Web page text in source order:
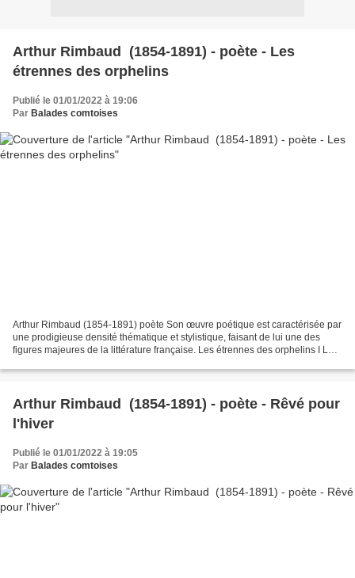
Arthur Rimbaud (1854-1891) - poète - Les
étrennes des orphelins
Publié le 01/01/2022 à 19:06
Par Balades comtoises
Arthur Rimbaud (1854-1891) poète Son œuvre poétique est caractérisée par
une prodigieuse densité thématique et stylistique, faisant de lui une des
figures majeures de la littérature française. Les étrennes des orphelins I La
Arthur Rimbaud (1854-1891) - poète - Rêvé pour
l'hiver
Publié le 01/01/2022 à 19:05
Par Balades comtoises